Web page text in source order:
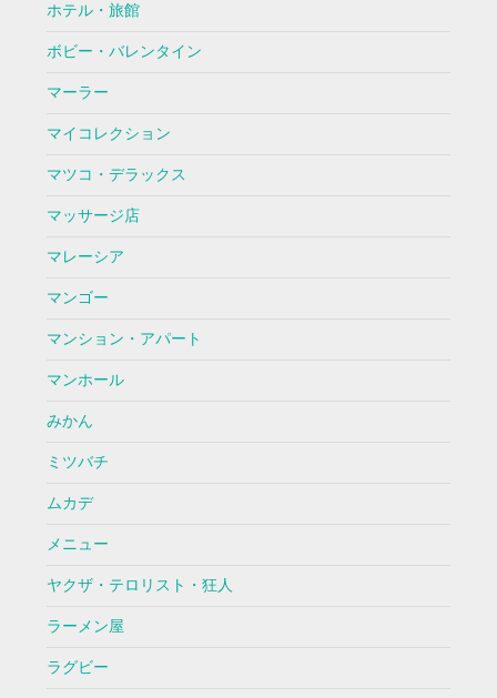
ホテル・旅館
ボビー・バレンタイン
マーラー
マイコレクション
マツコ・デラックス
マッサージ店
マレーシア
マンゴー
マンション・アパート
マンホール
みかん
ミツバチ
ムカデ
メニュー
ヤクザ・テロリスト・狂人
ラーメン屋
ラグビー